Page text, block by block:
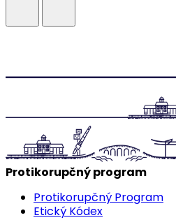
Protikorupčný program
Protikorupčný Program
Etický Kódex